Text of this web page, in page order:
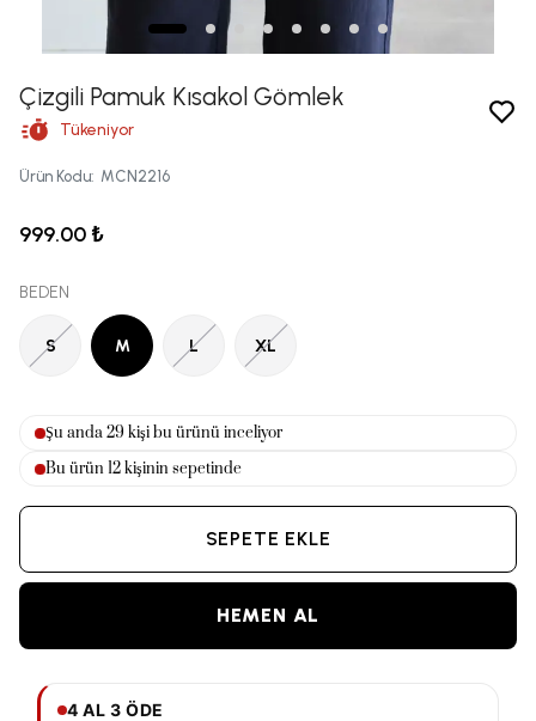
Çizgili Pamuk Kısakol Gömlek
Tükeniyor
Ürün Kodu: MCN2216
999.00 ₺
BEDEN
S M L XL
Şu anda32 kişi bu ürünü inceliyor
Bu ürün12kişinin sepetinde
SEPETE EKLE
HEMEN AL
4 AL 3 ÖDE